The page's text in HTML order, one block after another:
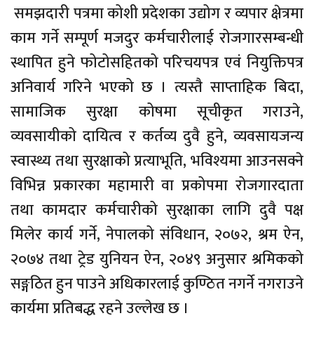
समझदारी पत्रमा कोशी प्रदेशका उद्योग र व्यपार क्षेत्रमा
काम गर्ने सम्पूर्ण मजदुर कर्मचारीलाई रोजगारसम्बन्धी
स्थापित हुने फोटोसहितको परिचयपत्र एवं नियुक्तिपत्र
अनिवार्य गरिने भएको छ । त्यस्तै साप्ताहिक बिदा,
सामाजिक सुरक्षा कोषमा सूचीकृत गराउने,
व्यवसायीको दायित्व र कर्तव्य दुवै हुने, व्यवसायजन्य
स्वास्थ्य तथा सुरक्षाको प्रत्याभूति, भविश्यमा आउनसक्ने
विभिन्न प्रकारका महामारी वा प्रकोपमा रोजगारदाता
तथा कामदार कर्मचारीको सुरक्षाका लागि दुवै पक्ष
मिलेर कार्य गर्ने, नेपालको संविधान, २०७२, श्रम ऐन,
२०७४ तथा ट्रेड युनियन ऐन, २०४९ अनुसार श्रमिकको
सङ्गठित हुन पाउने अधिकारलाई कुण्ठित नगर्ने नगराउने
कार्यमा प्रतिबद्ध रहने उल्लेख छ ।